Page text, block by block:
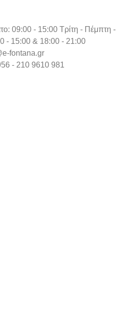
09:00 - 15:00 Τρίτη - Πέμπτη -
- 15:00 & 18:00 - 21:00
fontana.gr
- 210 9610 981